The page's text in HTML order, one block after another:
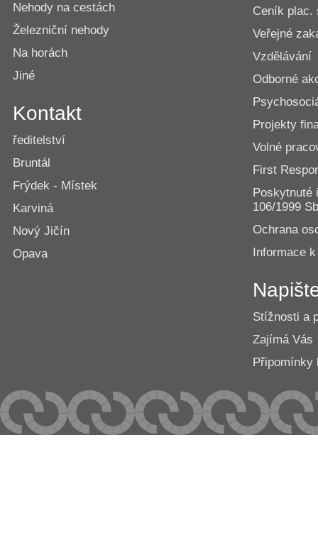
Nehody na cestách
Železniční nehody
Na horách
Jiné
Kontakt
ředitelství
Bruntál
Frýdek - Místek
Karviná
Nový Jičín
Opava
Ceník plac.
Veřejné
Vzdělávání
Odborné
Projekty
Volné
First
Poskytnuté
106/1999
Ochrana
Informace
Stížnosti a
Zajímá Vás
Připomínky